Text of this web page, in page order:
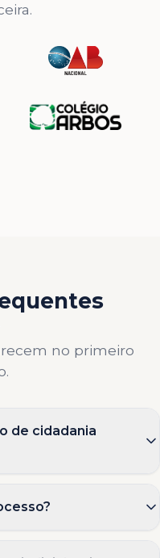
no primeiro
de cidadania